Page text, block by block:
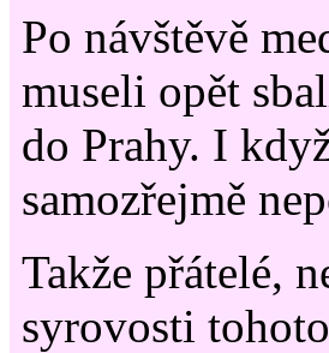
Po návštěvě
museli opět
do Prahy. I
samozřejmě
Takže přátelé,
syrovosti